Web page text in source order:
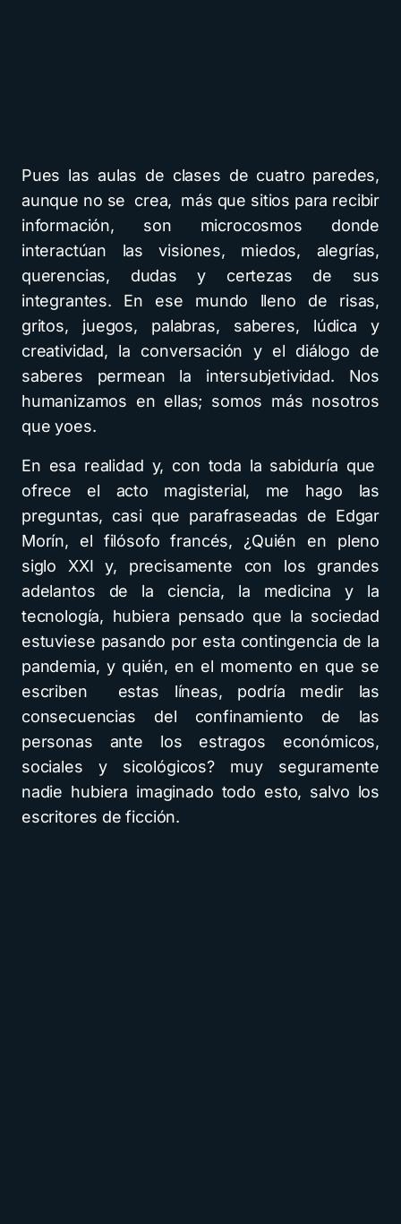
Pues las aulas de clases de cuatro paredes,
aunque no se crea, más que sitios para recibir
información, son microcosmos donde
interactúan las visiones, miedos, alegrías,
querencias, dudas y certezas de sus
integrantes. En ese mundo lleno de risas,
gritos, juegos, palabras, saberes, lúdica y
creatividad, la conversación y el diálogo de
saberes permean la intersubjetividad. Nos
humanizamos en ellas; somos más nosotros
que yoes.
En esa realidad y, con toda la sabiduría que
ofrece el acto magisterial, me hago las
preguntas, casi que parafraseadas de Edgar
Morín, el filósofo francés, ¿Quién en pleno
siglo XXI y, precisamente con los grandes
adelantos de la ciencia, la medicina y la
tecnología, hubiera pensado que la sociedad
estuviese pasando por esta contingencia de la
pandemia, y quién, en el momento en que se
escriben estas líneas, podría medir las
consecuencias del confinamiento de las
personas ante los estragos económicos,
sociales y sicológicos? muy seguramente
nadie hubiera imaginado todo esto, salvo los
escritores de ficción.